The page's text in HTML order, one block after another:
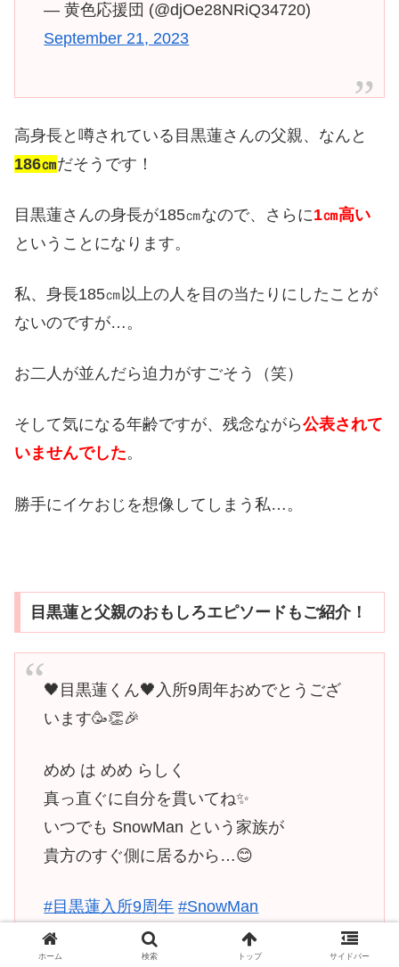
— 黄色応援団 (@djOe28NRiQ34720)
September 21, 2023
高身長と噂されている目黒蓮さんの父親、なんと
186㎝だそうです！
目黒蓮さんの身長が185㎝なので、さらに1㎝高い
ということになります。
私、身長185㎝以上の人を目の当たりにしたことが
ないのですが…。
お二人が並んだら迫力がすごそう（笑）
そして気になる年齢ですが、残念ながら公表されて
いませんでした。
勝手にイケおじを想像してしまう私…。
目黒蓮と父親のおもしろエピソードもご紹介！
🖤目黒蓮くん🖤入所9周年おめでとうござ
います🥳👏🎉
めめ は めめ らしく
真っ直ぐに自分を貫いてね✨
いつでも SnowMan という家族が
貴方のすぐ側に居るから…😊
#目黒蓮入所9周年 #SnowMan
pic.twitter.com/DprLwo7iwk
ホーム 検索 トップ サイドバー